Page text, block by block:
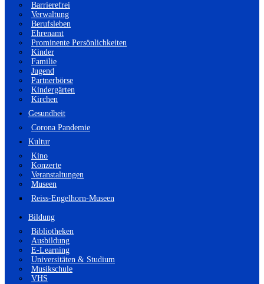
Barrierefrei
Verwaltung
Berufsleben
Ehrenamt
Prominente Persönlichkeiten
Kinder
Familie
Jugend
Partnerbörse
Kindergärten
Kirchen
Gesundheit
Corona Pandemie
Kultur
Kino
Konzerte
Veranstaltungen
Museen
Reiss-Engelhorn-Museen
Bildung
Bibliotheken
Ausbildung
E-Learning
Universitäten & Studium
Musikschule
VHS